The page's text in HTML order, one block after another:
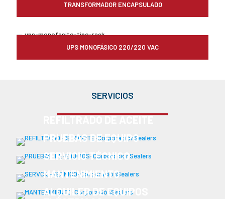
TRANSFORMADOR ENCAPSULADO
UPS MONOFÁSICO 220/220 VAC
SERVICIOS
REFILTRADO DE ACEITE
PRUEBAS DE EQUIPO
SERVICIO TÉCNICO
MANTENIMIENTO
ALQUILER DE EQUIPOS